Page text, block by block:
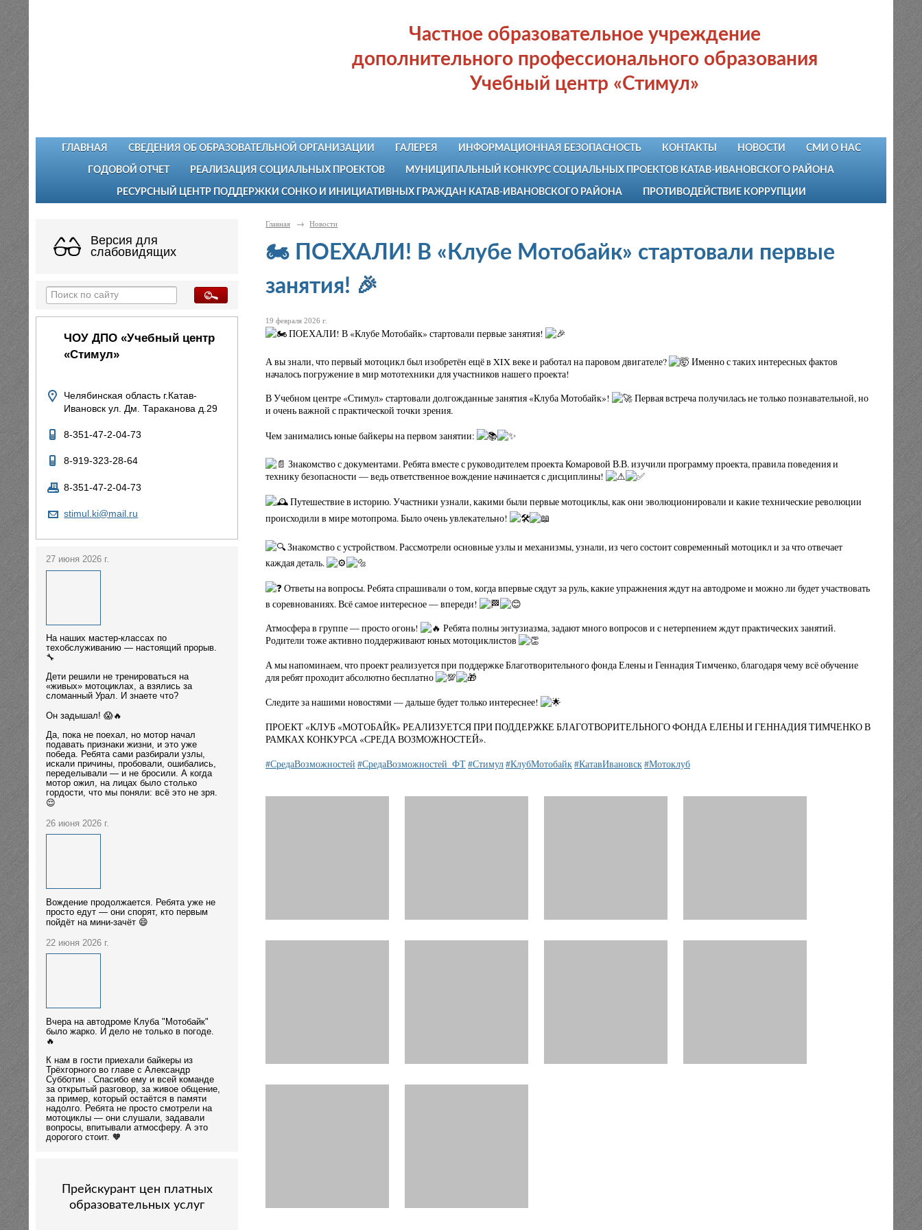
Частное образовательное учреждение
дополнительного профессионального образования
Учебный центр «Стимул»
ГЛАВНАЯ СВЕДЕНИЯ ОБ ОБРАЗОВАТЕЛЬНОЙ ОРГАНИЗАЦИИ ГАЛЕРЕЯ ИНФОРМАЦИОННАЯ БЕЗОПАСНОСТЬ КОНТАКТЫ НОВОСТИ СМИ О НАС
ГОДОВОЙ ОТЧЕТ РЕАЛИЗАЦИЯ СОЦИАЛЬНЫХ ПРОЕКТОВ МУНИЦИПАЛЬНЫЙ КОНКУРС СОЦИАЛЬНЫХ ПРОЕКТОВ КАТАВ-ИВАНОВСКОГО РАЙОНА
РЕСУРСНЫЙ ЦЕНТР ПОДДЕРЖКИ СОНКО И ИНИЦИАТИВНЫХ ГРАЖДАН КАТАВ-ИВАНОВСКОГО РАЙОНА ПРОТИВОДЕЙСТВИЕ КОРРУПЦИИ
Версия для
слабовидящих
ЧОУ ДПО «Учебный центр
«Стимул»
Челябинская область г.Катав-
Ивановск ул. Дм. Тараканова д.29
8-351-47-2-04-73
8-919-323-28-64
8-351-47-2-04-73
stimul.ki@mail.ru
27 июня 2026 г.
На наших мастер-классах по
техобслуживанию — настоящий прорыв.
🔧
Дети решили не тренироваться на
«живых» мотоциклах, а взялись за
сломанный Урал. И знаете что?
Он задышал! 😱🔥
Да, пока не поехал, но мотор начал
подавать признаки жизни, и это уже
победа. Ребята сами разбирали узлы,
искали причины, пробовали, ошибались,
переделывали — и не бросили. А когда
мотор ожил, на лицах было столько
гордости, что мы поняли: всё это не зря.
😌
26 июня 2026 г.
Вождение продолжается. Ребята уже не
просто едут — они спорят, кто первым
пойдёт на мини-зачёт 😄
22 июня 2026 г.
Вчера на автодроме Клуба "Мотобайк"
было жарко. И дело не только в погоде.
🔥
К нам в гости приехали байкеры из
Трёхгорного во главе с Александр
Субботин . Спасибо ему и всей команде
за открытый разговор, за живое общение,
за пример, который остаётся в памяти
надолго. Ребята не просто смотрели на
мотоциклы — они слушали, задавали
вопросы, впитывали атмосферу. А это
дорогого стоит. 🧡
Прейскурант цен платных
образовательных услуг
Главная → Новости
🏍 ПОЕХАЛИ! В «Клубе Мотобайк» стартовали первые
занятия! 🎉
19 февраля 2026 г.
ПОЕХАЛИ! В «Клубе Мотобайк» стартовали первые занятия!
А вы знали, что первый мотоцикл был изобретён ещё в XIX веке и работал на паровом двигателе?
Именно с таких интересных фактов
началось погружение в мир мототехники для участников нашего проекта!
В Учебном центре «Стимул» стартовали долгожданные занятия «Клуба Мотобайк»!
Первая встреча получилась не только познавательной, но
и очень важной с практической точки зрения.
Чем занимались юные байкеры на первом занятии:
Знакомство с документами. Ребята вместе с руководителем проекта Комаровой В.В. изучили программу проекта, правила поведения и
технику безопасности — ведь ответственное вождение начинается с дисциплины!
Путешествие в историю. Участники узнали, какими были первые мотоциклы, как они эволюционировали и какие технические революции
происходили в мире мотопрома. Было очень увлекательно!
Знакомство с устройством. Рассмотрели основные узлы и механизмы, узнали, из чего состоит современный мотоцикл и за что отвечает
каждая деталь.
Ответы на вопросы. Ребята спрашивали о том, когда впервые сядут за руль, какие упражнения ждут на автодроме и можно ли будет участвовать
в соревнованиях. Всё самое интересное — впереди!
Атмосфера в группе — просто огонь!
Ребята полны энтузиазма, задают много вопросов и с нетерпением ждут практических занятий.
Родители тоже активно поддерживают юных мотоциклистов
А мы напоминаем, что проект реализуется при поддержке Благотворительного фонда Елены и Геннадия Тимченко, благодаря чему всё обучение
для ребят проходит абсолютно бесплатно
Следите за нашими новостями — дальше будет только интереснее!
ПРОЕКТ «КЛУБ «МОТОБАЙК» РЕАЛИЗУЕТСЯ ПРИ ПОДДЕРЖКЕ БЛАГОТВОРИТЕЛЬНОГО ФОНДА ЕЛЕНЫ И ГЕННАДИЯ ТИМЧЕНКО В
РАМКАХ КОНКУРСА «СРЕДА ВОЗМОЖНОСТЕЙ».
#СредаВозможностей #СредаВозможностей_ФТ#Стимул#КлубМотобайк#КатавИвановск#Мотоклуб